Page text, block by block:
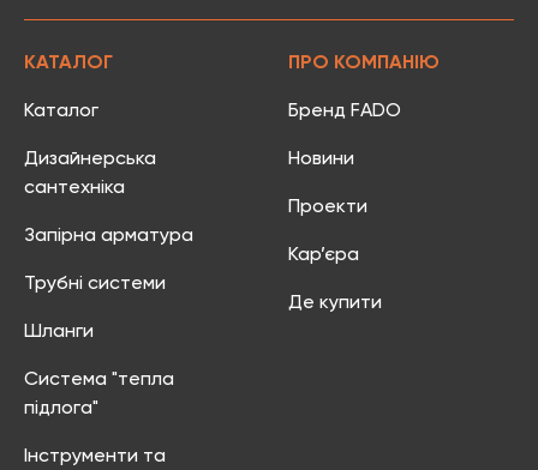
КАТАЛОГ
Каталог
Дизайнерська
сантехніка
Запірна арматура
Трубні системи
Шланги
Система "тепла
підлога"
Інструменти та
ПРО КОМПАНІЮ
Бренд FADO
Новини
Проекти
Кар’єра
Де купити